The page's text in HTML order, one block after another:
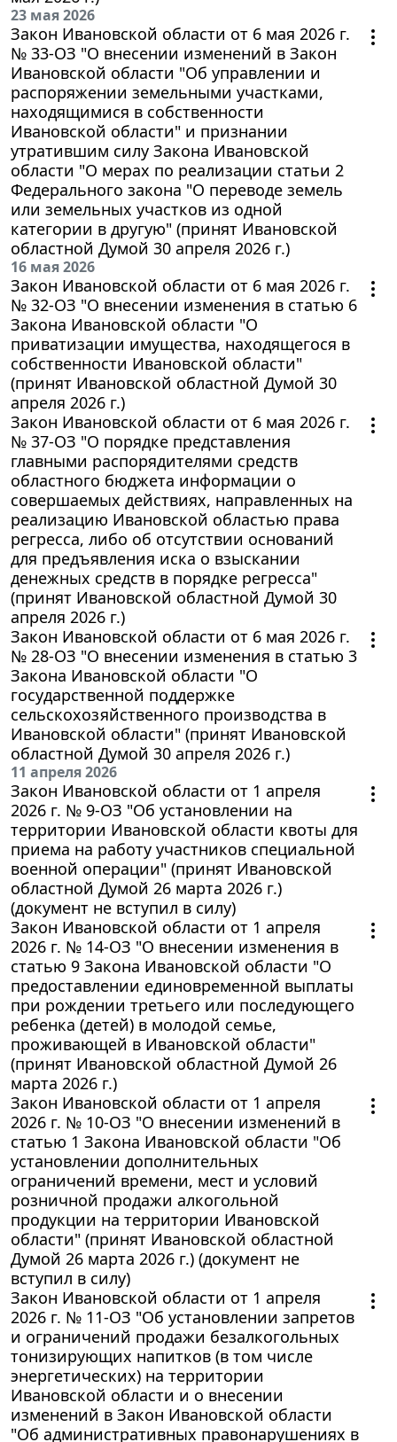
23 мая 2026
Закон Ивановской области от 6 мая 2026 г.
№ 33-ОЗ "О внесении изменений в Закон
Ивановской области "Об управлении и
распоряжении земельными участками,
находящимися в собственности
Ивановской области" и признании
утратившим силу Закона Ивановской
области "О мерах по реализации статьи 2
Федерального закона "О переводе земель
или земельных участков из одной
категории в другую" (принят Ивановской
областной Думой 30 апреля 2026 г.)
16 мая 2026
Закон Ивановской области от 6 мая 2026 г.
№ 32-ОЗ "О внесении изменения в статью 6
Закона Ивановской области "О
приватизации имущества, находящегося в
собственности Ивановской области"
(принят Ивановской областной Думой 30
апреля 2026 г.)
Закон Ивановской области от 6 мая 2026 г.
№ 37-ОЗ "О порядке представления
главными распорядителями средств
областного бюджета информации о
совершаемых действиях, направленных на
реализацию Ивановской областью права
регресса, либо об отсутствии оснований
для предъявления иска о взыскании
денежных средств в порядке регресса"
(принят Ивановской областной Думой 30
апреля 2026 г.)
Закон Ивановской области от 6 мая 2026 г.
№ 28-ОЗ "О внесении изменения в статью 3
Закона Ивановской области "О
государственной поддержке
сельскохозяйственного производства в
Ивановской области" (принят Ивановской
областной Думой 30 апреля 2026 г.)
11 апреля 2026
Закон Ивановской области от 1 апреля
2026 г. № 9-ОЗ "Об установлении на
территории Ивановской области квоты для
приема на работу участников специальной
военной операции" (принят Ивановской
областной Думой 26 марта 2026 г.)
(документ не вступил в силу)
Закон Ивановской области от 1 апреля
2026 г. № 14-ОЗ "О внесении изменения в
статью 9 Закона Ивановской области "О
предоставлении единовременной выплаты
при рождении третьего или последующего
ребенка (детей) в молодой семье,
проживающей в Ивановской области"
(принят Ивановской областной Думой 26
марта 2026 г.)
Закон Ивановской области от 1 апреля
2026 г. № 10-ОЗ "О внесении изменений в
статью 1 Закона Ивановской области "Об
установлении дополнительных
ограничений времени, мест и условий
розничной продажи алкогольной
продукции на территории Ивановской
области" (принят Ивановской областной
Думой 26 марта 2026 г.) (документ не
вступил в силу)
Закон Ивановской области от 1 апреля
2026 г. № 11-ОЗ "Об установлении запретов
и ограничений продажи безалкогольных
тонизирующих напитков (в том числе
энергетических) на территории
Ивановской области и о внесении
изменений в Закон Ивановской области
"Об административных правонарушениях в